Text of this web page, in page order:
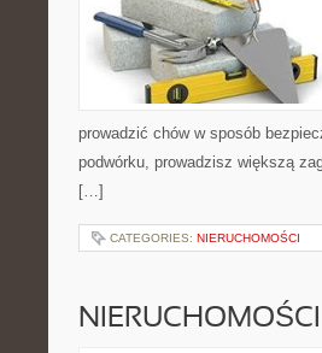
prowadzić chów w sposób
podwórku, prowadzisz większą
[…]
CATEGORIES: NIERUCHOMOŚCI